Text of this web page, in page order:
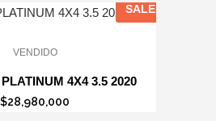
SALE
VENDIDO
4X4 3.5 2020
$28,980,000